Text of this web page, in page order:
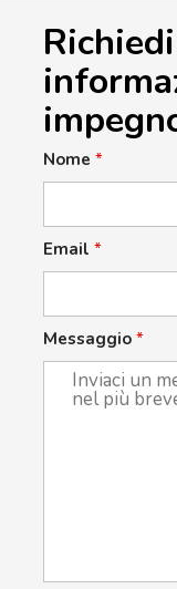
Nome *
Email *
Messaggio *